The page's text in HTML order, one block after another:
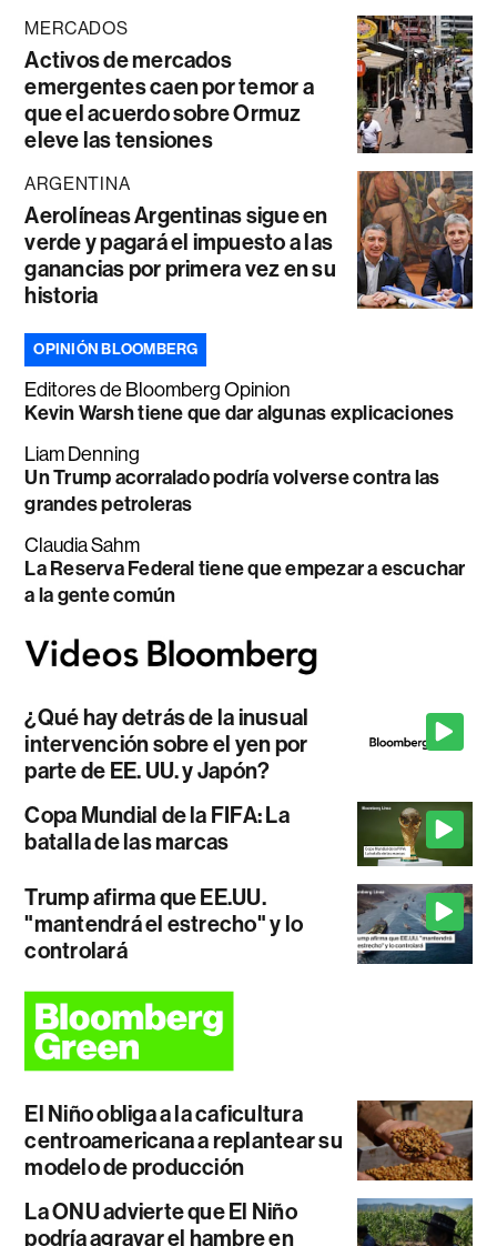
MERCADOS
Activos de mercados
emergentes caen por temor a
que el acuerdo sobre Ormuz
eleve las tensiones
ARGENTINA
Aerolíneas Argentinas sigue en
verde y pagará el impuesto a las
ganancias por primera vez en su
historia
OPINIÓN BLOOMBERG
Editores de Bloomberg Opinion
Kevin Warsh tiene que dar algunas explicaciones
Liam Denning
Un Trump acorralado podría volverse contra las
grandes petroleras
Claudia Sahm
La Reserva Federal tiene que empezar a escuchar
a la gente común
¿Qué hay detrás de la inusual
intervención sobre el yen por
parte de EE. UU. y Japón?
Copa Mundial de la FIFA: La
batalla de las marcas
Trump afirma que EE.UU.
"mantendrá el estrecho" y lo
controlará
El Niño obliga a la caficultura
centroamericana a replantear su
modelo de producción
La ONU advierte que El Niño
podría agravar el hambre en